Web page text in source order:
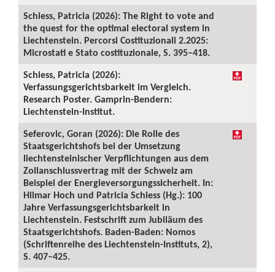
Schiess, Patricia (2026): The Right to vote and
the quest for the optimal electoral system in
Liechtenstein. Percorsi Costituzionali 2.2025:
Microstati e Stato costituzionale, S. 395–418.
Schiess, Patricia (2026):
Verfassungsgerichtsbarkeit im Vergleich.
Research Poster. Gamprin-Bendern:
Liechtenstein-Institut.
Seferovic, Goran (2026): Die Rolle des
Staatsgerichtshofs bei der Umsetzung
liechtensteinischer Verpflichtungen aus dem
Zollanschlussvertrag mit der Schweiz am
Beispiel der Energieversorgungssicherheit. In:
Hilmar Hoch und Patricia Schiess (Hg.): 100
Jahre Verfassungsgerichtsbarkeit in
Liechtenstein. Festschrift zum Jubiläum des
Staatsgerichtshofs. Baden-Baden: Nomos
(Schriftenreihe des Liechtenstein-Instituts, 2),
S. 407–425.